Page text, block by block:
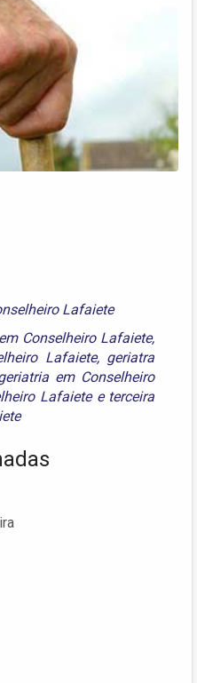
Lafaiete
Conselheiro Lafaiete,
Lafaiete, geriatra
em Conselheiro
Lafaietee terceira